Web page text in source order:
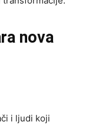
nova
i ljudi koji